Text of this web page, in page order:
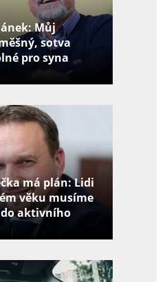
Můj
sotva
pro syna
má plán: Lidi
věku musíme
aktivního